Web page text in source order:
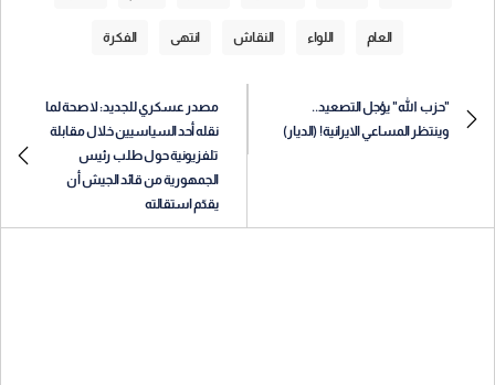
العام اللواء النقاش انتهى الفكرة
"حزب الله" يؤجل التصعيد..
وينتظر المساعي الايرانية! (الديار) ​
مصدر عسكري للجديد: لا صحة لما
نقله أحد السياسيين خلال مقابلة
تلفزيونية حول طلب رئيس
الجمهورية من قائد الجيش أن
يقدّم استقالته